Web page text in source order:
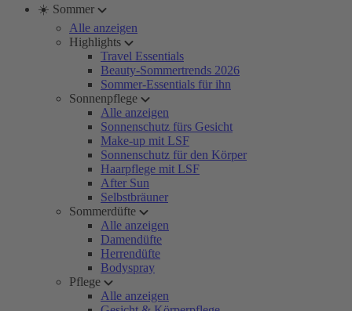
☀️ Sommer
Alle anzeigen
Highlights
Travel Essentials
Beauty-Sommertrends 2026
Sommer-Essentials für ihn
Sonnenpflege
Alle anzeigen
Sonnenschutz fürs Gesicht
Make-up mit LSF
Sonnenschutz für den Körper
Haarpflege mit LSF
After Sun
Selbstbräuner
Sommerdüfte
Alle anzeigen
Damendüfte
Herrendüfte
Bodyspray
Pflege
Alle anzeigen